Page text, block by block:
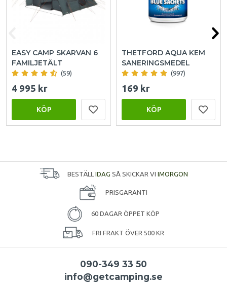
EASY CAMP SKARVAN 6
FAMILJETÄLT
(59)
4 995 kr
KÖP
THETFORD AQUA KEM
SANERINGSMEDEL
(997)
169 kr
KÖP
BESTÄLL IDAG SÅ SKICKAR VI IMORGON
PRISGARANTI
60 DAGAR ÖPPET KÖP
FRI FRAKT ÖVER 500 KR
090-349 33 50
info@getcamping.se